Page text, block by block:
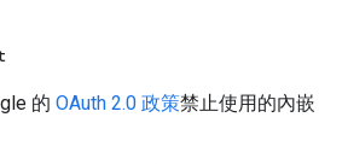
的 OAuth 2.0 政策禁止使用的內嵌